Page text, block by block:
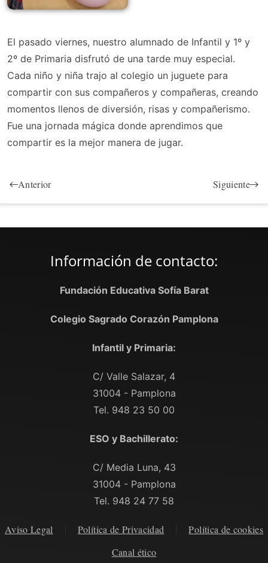
El pasado viernes, nuestro alumnado de Infantil y 1º y
2º de Primaria disfrutó de una tarde muy especial.
Cada niño y niña trajo al colegio un juguete para
compartir con sus compañeros y compañeras, creando
momentos llenos de diversión, risas y compañerismo.
Fue una jornada mágica donde aprendimos que
compartir es la mejor manera de jugar.
Anterior Siguiente
Información de contacto:
Fundación Educativa Sofía Barat
Colegio Sagrado Corazón Pamplona
Infantil y Primaria:
C/ Valle Salazar, 4
31004 - Pamplona
Tel. 948 23 50 00
ESO y Bachillerato:
C/ Media Luna, 43
31004 - Pamplona
Tel. 948 24 77 58
Aviso Legal Política de Privacidad
Política de cookies
Canal ético